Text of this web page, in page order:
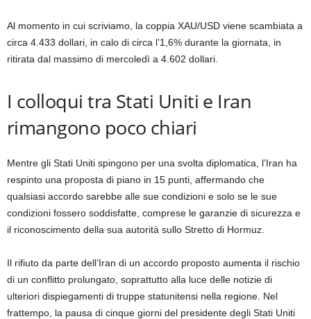
Al momento in cui scriviamo, la coppia XAU/USD viene scambiata a
circa 4.433 dollari, in calo di circa l’1,6% durante la giornata, in
ritirata dal massimo di mercoledì a 4.602 dollari.
I colloqui tra Stati Uniti e Iran
rimangono poco chiari
Mentre gli Stati Uniti spingono per una svolta diplomatica, l’Iran ha
respinto una proposta di piano in 15 punti, affermando che
qualsiasi accordo sarebbe alle sue condizioni e solo se le sue
condizioni fossero soddisfatte, comprese le garanzie di sicurezza e
il riconoscimento della sua autorità sullo Stretto di Hormuz.
Il rifiuto da parte dell’Iran di un accordo proposto aumenta il rischio
di un conflitto prolungato, soprattutto alla luce delle notizie di
ulteriori dispiegamenti di truppe statunitensi nella regione. Nel
frattempo, la pausa di cinque giorni del presidente degli Stati Uniti